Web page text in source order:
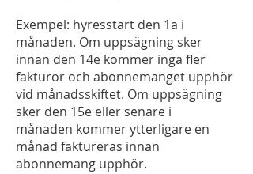
Exempel: hyresstart den 1a i
månaden. Om uppsägning sker
innan den 14e kommer inga fler
fakturor och abonnemanget upphör
vid månadsskiftet. Om uppsägning
sker den 15e eller senare i
månaden kommer ytterligare en
månad faktureras innan
abonnemang upphör.